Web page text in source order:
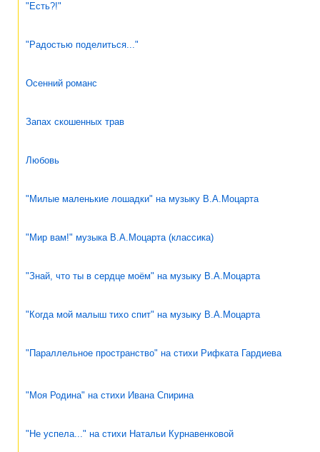
"Есть?!"
"Радостью поделиться..."
Осенний романс
Запах скошенных трав
Любовь
"Милые маленькие лошадки" на музыку В.А.Моцарта
"Мир вам!" музыка В.А.Моцарта (классика)
"Знай, что ты в сердце моём" на музыку В.А.Моцарта
"Когда мой малыш тихо спит" на музыку В.А.Моцарта
"Параллельное пространство" на стихи Рифката Гардиева
"Моя Родина" на стихи Ивана Спирина
"Не успела..." на стихи Натальи Курнавенковой